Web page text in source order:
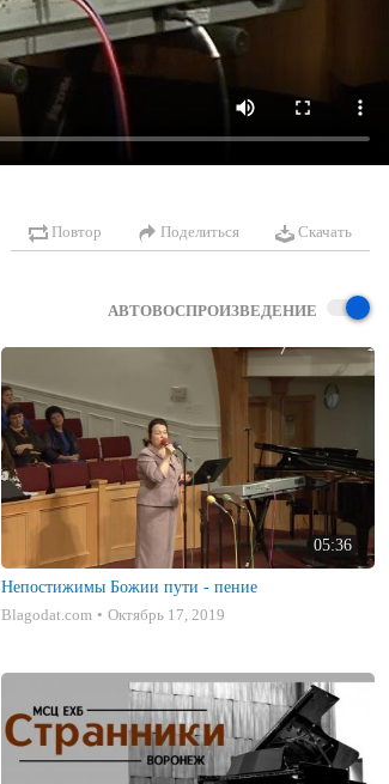
Повтор Поделиться Скачать
АВТОВОСПРОИЗВЕДЕНИЕ
05:36
Непостижимы Божии пути - пение
Blagodat.com
Октябрь 17, 2019